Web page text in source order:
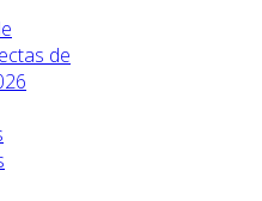
de